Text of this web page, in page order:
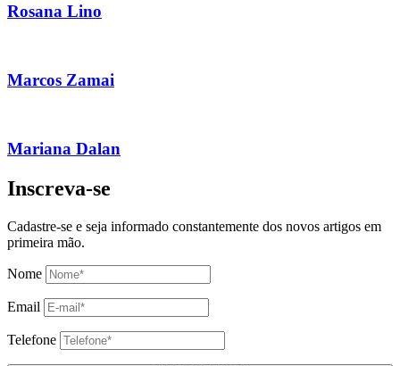
Rosana Lino
Marcos Zamai
Mariana Dalan
Inscreva-se
Cadastre-se e seja informado constantemente dos novos artigos em
primeira mão.
Nome
Email
Telefone